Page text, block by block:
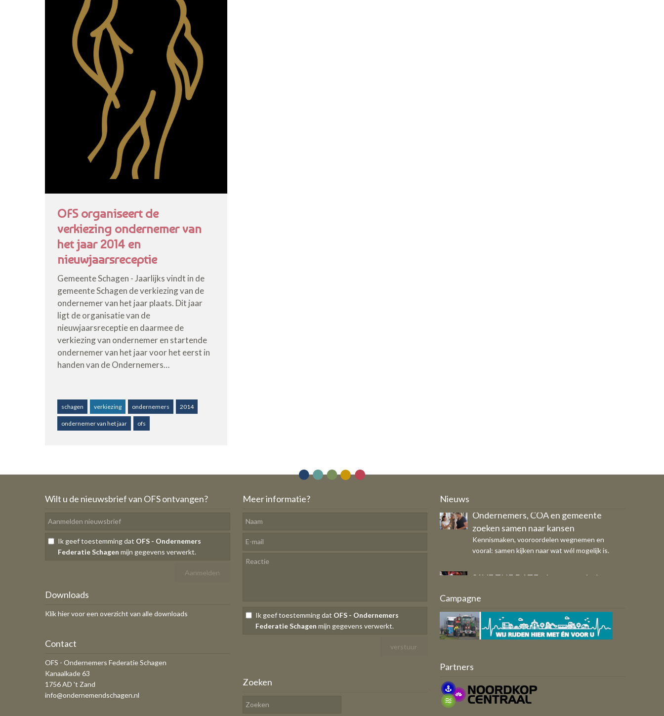
OFS organiseert de
verkiezing ondernemer van
het jaar 2014 en
nieuwjaarsreceptie
Gemeente Schagen - Jaarlijks vindt in de
gemeente Schagen de verkiezing van de
ondernemer van het jaar plaats. Dit jaar
ligt de organisatie van de
nieuwjaarsreceptie en daarmee de
verkiezing van ondernemer en startende
ondernemer van het jaar voor het eerst in
handen van de Ondernemers…
schagen verkiezing ondernemers 2014
ondernemer van het jaar ofs
Wilt u de nieuwsbrief van OFS ontvangen?
Ik geef toestemming dat OFS - Ondernemers
Federatie Schagen mijn gegevens verwerkt.
Downloads
Klik hier voor een overzicht van alle downloads
Contact
OFS - Ondernemers Federatie Schagen
Kanaalkade 63
1756 AD 't Zand
info@ondernemendschagen.nl
Meer informatie?
Ik geef toestemming dat OFS - Ondernemers
Federatie Schagen mijn gegevens verwerkt.
Zoeken
Nieuws
zoeken samen naar kansen
SAVE THE DATE - Jaarvergadering
OFS op donderdag 29 oktober
Eigen bericht
Ondernemersfonds Schagen
Aangeleverd door: Werkgroep
Ondernemersfonds Schagen 2.0
Campagne
Partners